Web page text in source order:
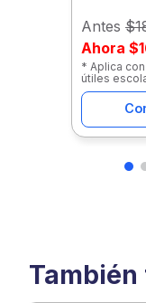
Antes
Ahora
* Aplica
útiles